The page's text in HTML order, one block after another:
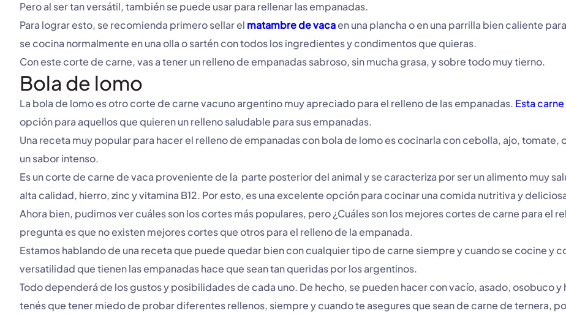
Pero al ser tan versátil, también se puede usar para rellenar las empanadas.
Para lograr esto, se recomienda primero sellar el matambre de vacaen una plancha o en una parrilla bien caliente
se cocina normalmente en una olla o sartén con todos los ingredientes y condimentos que quieras.
Con este corte de carne, vas a tener un relleno de empanadas sabroso, sin mucha grasa, y sobre todo muy tierno.
Bola de lomo
La bola de lomo es otro corte de carne vacuno argentino muy apreciado para el relleno de las empanadas. Esta
opción para aquellos que quieren un relleno saludable para sus empanadas.
Una receta muy popular para hacer el relleno de empanadas con bola de lomo es cocinarla con cebolla, ajo, tomate,
un sabor intenso.
Es un corte de carne de vaca proveniente de la parte posterior del animal y se caracteriza por ser un alimento muy
alta calidad, hierro, zinc y vitamina B12. Por esto, es una excelente opción para cocinar una comida nutritiva y
Ahora bien, pudimos ver cuáles son los cortes más populares, pero ¿Cuáles son los mejores cortes de carne para el
pregunta es que no existen mejores cortes que otros para el relleno de la empanada.
Estamos hablando de una receta que puede quedar bien con cualquier tipo de carne siempre y cuando se cocine y
versatilidad que tienen las empanadas hace que sean tan queridas por los argentinos.
Todo dependerá de los gustos y posibilidades de cada uno. De hecho, se pueden hacer con vacío, asado, osobuco y
tenés que tener miedo de probar diferentes rellenos, siempre y cuando te asegures que sean de carne de ternera,